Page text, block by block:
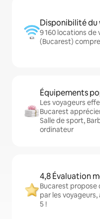
Disponibilité du
9 160 locations
(Bucarest)
Équipements
Les voyageurs
Bucarest
Salle de sport,
ordinateur
4,8 Évaluation
Bucarest propose
par les
5 !